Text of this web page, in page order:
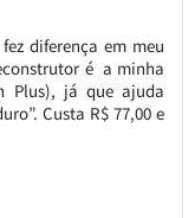
diferença em meu
é a minha
Plus), já que ajuda
Custa R$ 77,00 e